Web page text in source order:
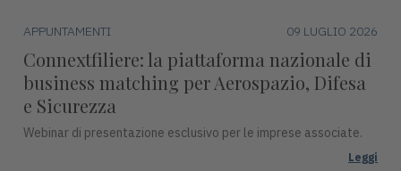
APPUNTAMENTI 09 LUGLIO 2026
Connextfiliere: la piattaforma nazionale di
business matching per Aerospazio, Difesa
e Sicurezza
Webinar di presentazione esclusivo per le imprese associate.
Leggi